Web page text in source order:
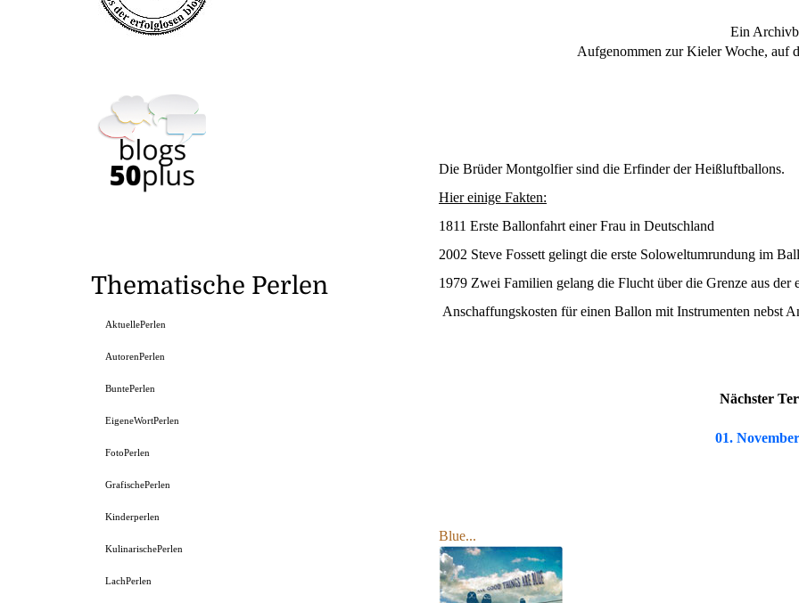
Ein
Aufgenommen zur Kieler Woche, auf
Die Brüder Montgolfier sind die Erfinder der Heißluftballons.
Hier einige Fakten:
1811 Erste Ballonfahrt einer Frau in Deutschland
2002 Steve Fossett gelingt die erste Soloweltumrundung im
1979 Zwei Familien gelang die Flucht über die Grenze aus der
Anschaffungskosten für einen Ballon mit Instrumenten nebst
Nächster
01.
Blue...
Thematische Perlen
AktuellePerlen
AutorenPerlen
BuntePerlen
EigeneWortPerlen
FotoPerlen
GrafischePerlen
Kinderperlen
KulinarischePerlen
LachPerlen